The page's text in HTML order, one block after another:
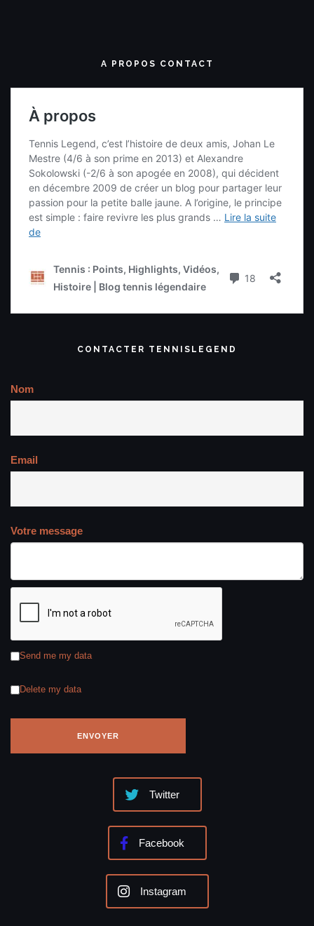
A PROPOS CONTACT
CONTACTER TENNISLEGEND
Nom
Email
Votre message
Send me my data
Delete my data
Twitter
Facebook
Instagram